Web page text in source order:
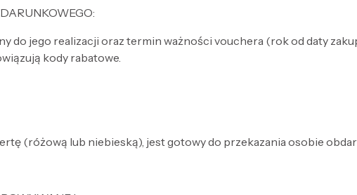
do jego realizacji oraz termin ważności vouchera (rok od daty
kody rabatowe.
(różową lub niebieską), jest gotowy do przekazania osobie